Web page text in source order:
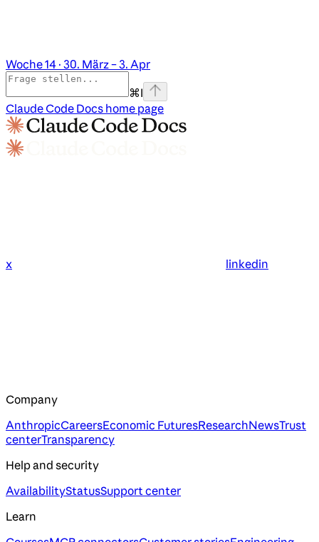
Woche 14 · 30. März – 3. Apr
⌘I
Claude Code Docs home page
x linkedin
Company
AnthropicCareersEconomic FuturesResearchNewsTrust
centerTransparency
Help and security
AvailabilityStatusSupport center
Learn